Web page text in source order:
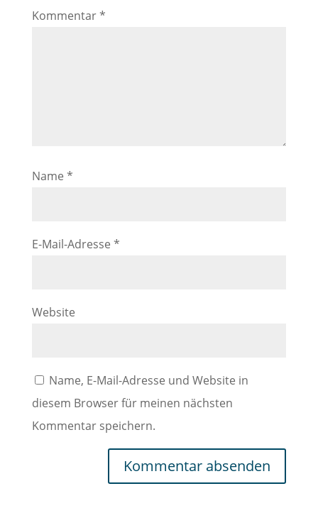
Kommentar*
Name *
E-Mail-Adresse *
Website
Name, E-Mail-Adresse und Website in
diesem Browser für meinen nächsten
Kommentar speichern.